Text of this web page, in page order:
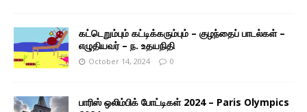
கட்டெறும்பும் கட்டிக்கரும்பும் – குழந்தைப் பாடல்கள் –
எழுதியவர் – ந. உதயநிதி
October 14, 2024 0
பாரிஸ் ஒலிம்பிக் போட்டிகள் 2024 – Paris Olympics